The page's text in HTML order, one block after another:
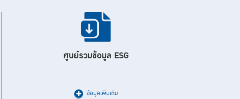
ศูนย์รวมข้อมูล ESG
ข้อมูลเพิ่มเติม